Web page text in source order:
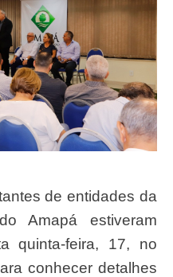
de entidades da
Amapá estiveram
quinta-feira, 17, no
conhecer detalhes